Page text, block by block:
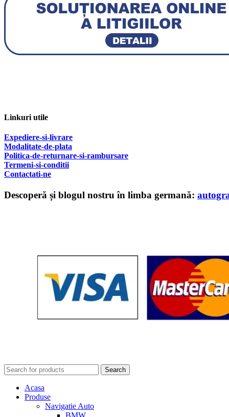
Linkuri utile
Expediere-si-livrare
Modalitate-de-plata
Politica-de-returnare-si-rambursare
Termeni-si-conditii
Contactati-ne
Descoperă și blogul nostru în limba germană:
Search
Acasa
Produse
Navigatie Auto